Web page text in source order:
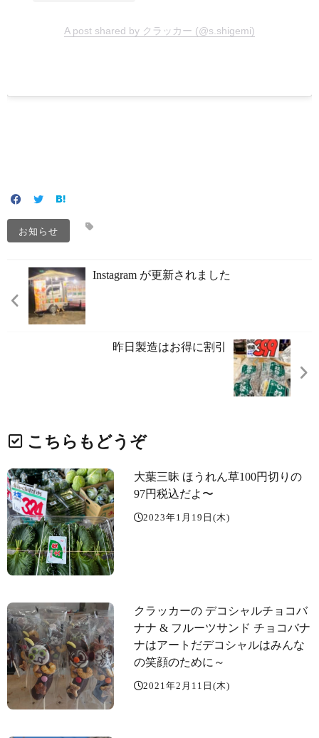
A post shared by クラッカー (@s.shigemi)
お知らせ
Instagram が更新されました
昨日製造はお得に割引
こちらもどうぞ
大葉三昧️ ほうれん草100円切りの
97円税込だよ〜️
2023年1月19日(木)
クラッカーの デコシャル️チョコバ
ナナ & フルーツサンド️ チョコバナ
ナはアートだデコシャル️はみんな
の笑顔のために～️
2021年2月11日(木)